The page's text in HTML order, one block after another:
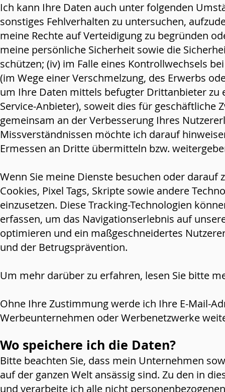
Ich kann Ihre Daten auch unter folgenden
sonstiges Fehlverhalten zu untersuchen, aufzu
meine Rechte auf Verteidigung zu begründen
meine persönliche Sicherheit sowie die
schützen; (iv) im Falle eines Kontrollwechsels
(im Wege einer Verschmelzung, des Erwerbs
um Ihre Daten mittels befugter Drittanbieter zu
Service-Anbieter), soweit dies für geschäftliche
gemeinsam an der Verbesserung Ihres
Missverständnissen möchte ich darauf
Ermessen an Dritte übermitteln bzw.
Wenn Sie meine Dienste besuchen oder
Cookies, Pixel Tags, Skripte sowie andere
einzusetzen. Diese Tracking-Technologien
erfassen, um das Navigationserlebnis auf
optimieren und ein maßgeschneidertes
und der Betrugsprävention.
Um mehr darüber zu erfahren, lesen Sie bitte
Ohne Ihre Zustimmung werde ich Ihre E-Mail-
Werbeunternehmen oder Werbenetzwerke
Wo speichere ich die Daten?
Bitte beachten Sie, dass mein Unternehmen
auf der ganzen Welt ansässig sind. Zu den in
und verarbeite ich alle nicht